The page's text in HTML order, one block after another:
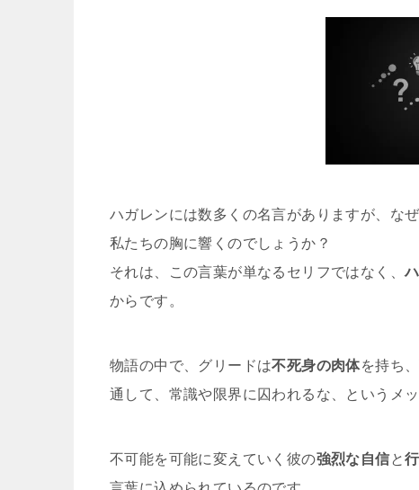
ハガレンには数多くの名言がありますが、な
私たちの胸に響くのでしょうか？
それは、この言葉が単なるセリフではなく、
からです。
物語の中で、グリードは不死身の肉体を持ち、
通して、常識や限界に囚われるな、というメ
不可能を可能に変えていく彼の強烈な自信と